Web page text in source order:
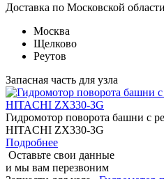
Доставка по Московской области
Москва
Щелково
Реутов
Запасная часть для узла
Гидромотор поворота башни с
HITACHI ZX330-3G
Подробнее
Оставьте свои данные
и мы вам перезвоним